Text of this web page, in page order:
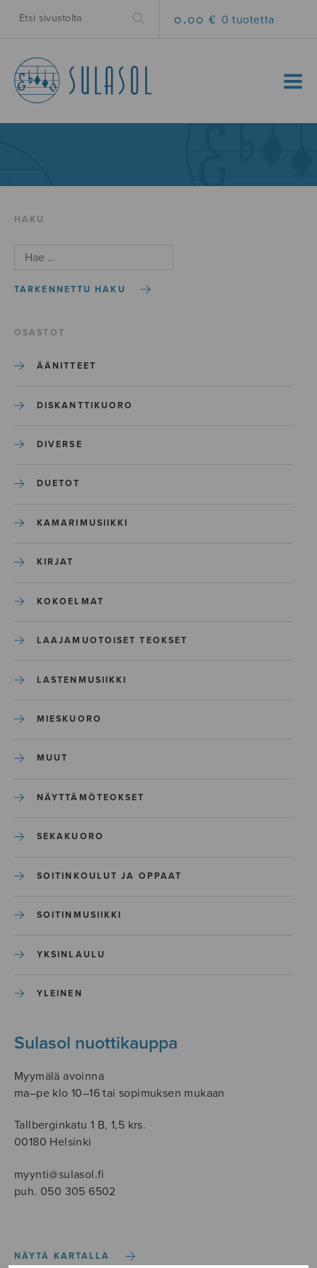
0.00 € 0 tuotetta
MENU
HAKU
TARKENNETTU HAKU
OSASTOT
ÄÄNITTEET
DISKANTTIKUORO
DIVERSE
DUETOT
KAMARIMUSIIKKI
KIRJAT
KOKOELMAT
LAAJAMUOTOISET TEOKSET
LASTENMUSIIKKI
MIESKUORO
MUUT
NÄYTTÄMÖTEOKSET
SEKAKUORO
SOITINKOULUT JA OPPAAT
SOITINMUSIIKKI
YKSINLAULU
YLEINEN
Sulasol nuottikauppa
Myymälä avoinna
ma–pe klo 10–16 tai sopimuksen mukaan
Tallberginkatu 1 B, 1,5 krs.
00180 Helsinki
myynti@sulasol.fi
puh. 050 305 6502
NÄYTÄ KARTALLA